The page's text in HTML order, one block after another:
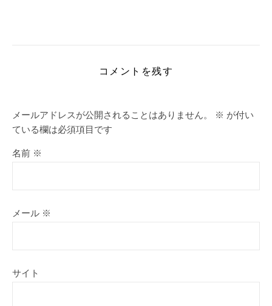
コメントを残す
メールアドレスが公開されることはありません。 ※ が付い
ている欄は必須項目です
名前 ※
メール ※
サイト